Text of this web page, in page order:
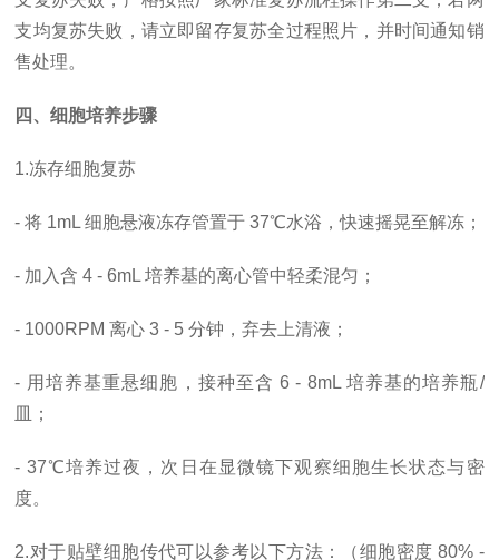
支均复苏失败，请立即留存复苏全过程照片，并时间通知销
售处理。
四、细胞培养步骤
1.冻存细胞复苏
- 将 1mL 细胞悬液冻存管置于 37℃水浴，快速摇晃至解冻；
- 加入含 4 - 6mL 培养基的离心管中轻柔混匀；
- 1000RPM 离心 3 - 5 分钟，弃去上清液；
- 用培养基重悬细胞，接种至含 6 - 8mL 培养基的培养瓶/
皿；
- 37℃培养过夜，次日在显微镜下观察细胞生长状态与密
度。
2.对于贴壁细胞传代可以参考以下方法：（细胞密度 80% -